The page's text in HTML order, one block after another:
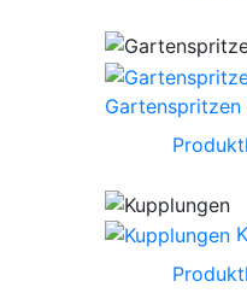
Gartenspritzen